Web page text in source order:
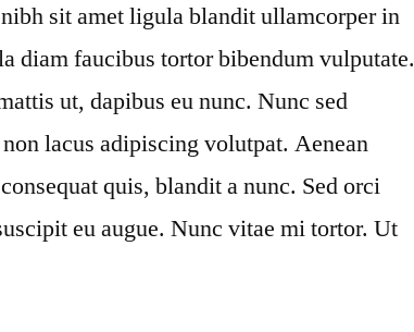
sit amet ligula blandit ullamcorper in
diam faucibus tortor bibendum vulputate.
ut, dapibus eu nunc. Nunc sed
lacus adipiscing volutpat. Aenean
quis, blandit a nunc. Sed orci
eu augue. Nunc vitae mi tortor. Ut